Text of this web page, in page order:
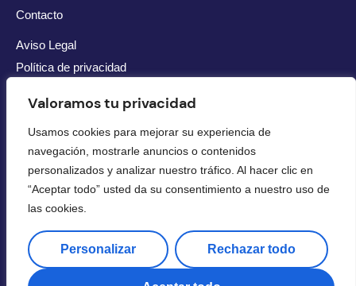
Valoramos tu privacidad
Usamos cookies para mejorar su experiencia de
navegación, mostrarle anuncios o contenidos
personalizados y analizar nuestro tráfico. Al hacer clic en
“Aceptar todo” usted da su consentimiento a nuestro uso de
las cookies.
Personalizar Rechazar todo
Contacto
Aviso Legal
Política de privacidad
Accesibilidad
Mapa del Sitio
Calle Contraparada, 28. 30506. Urb. Altorreal. Molina de
Segura. Murcia
NewCo Legal pertenece a NewCo Capital y Desarrollo